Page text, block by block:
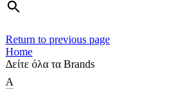
Return to previous page
Home
Δείτε όλα τα Brands
A